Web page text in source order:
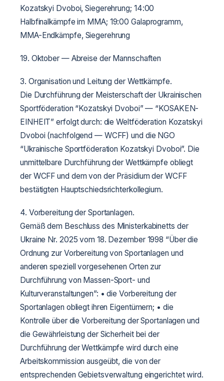
Kozatskyi Dvoboi, Siegerehrung; 14:00
Halbfinalkämpfe im MMA; 19:00 Galaprogramm,
MMA-Endkämpfe, Siegerehrung
19. Oktober — Abreise der Mannschaften
3. Organisation und Leitung der Wettkämpfe.
Die Durchführung der Meisterschaft der Ukrainischen
Sportföderation “Kozatskyi Dvoboi” — “KOSAKEN-
EINHEIT” erfolgt durch: die Weltföderation Kozatskyi
Dvoboi (nachfolgend — WCFF) und die NGO
“Ukrainische Sportföderation Kozatskyi Dvoboi”. Die
unmittelbare Durchführung der Wettkämpfe obliegt
der WCFF und dem von der Präsidium der WCFF
bestätigten Hauptschiedsrichterkollegium.
4. Vorbereitung der Sportanlagen.
Gemäß dem Beschluss des Ministerkabinetts der
Ukraine Nr. 2025 vom 18. Dezember 1998 “Über die
Ordnung zur Vorbereitung von Sportanlagen und
anderen speziell vorgesehenen Orten zur
Durchführung von Massen-Sport- und
Kulturveranstaltungen”: • die Vorbereitung der
Sportanlagen obliegt ihren Eigentümern; • die
Kontrolle über die Vorbereitung der Sportanlagen und
die Gewährleistung der Sicherheit bei der
Durchführung der Wettkämpfe wird durch eine
Arbeitskommission ausgeübt, die von der
entsprechenden Gebietsverwaltung eingerichtet wird.